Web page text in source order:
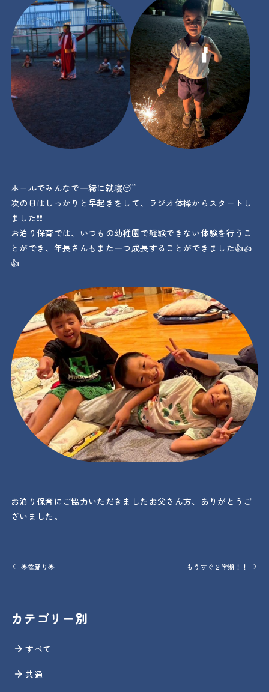
ホールでみんなで一緒に就寝😴
次の日はしっかりと早起きをして、ラジオ体操からスタートし
ました❗❗
お泊り保育では、いつもの幼稚園で経験できない体験を行うこ
とができ、年長さんもまた一つ成長することができました👍👍
👍
お泊り保育にご協力いただきましたお父さん方、ありがとうご
ざいました。
🌟盆踊り🌟 もうすぐ２学期！！
カテゴリー別
すべて
共通